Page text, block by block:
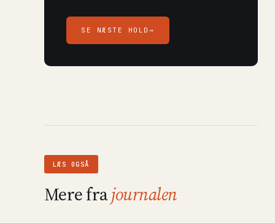
SE NÆSTE HOLD→
LÆS OGSÅ
Mere frajournalen